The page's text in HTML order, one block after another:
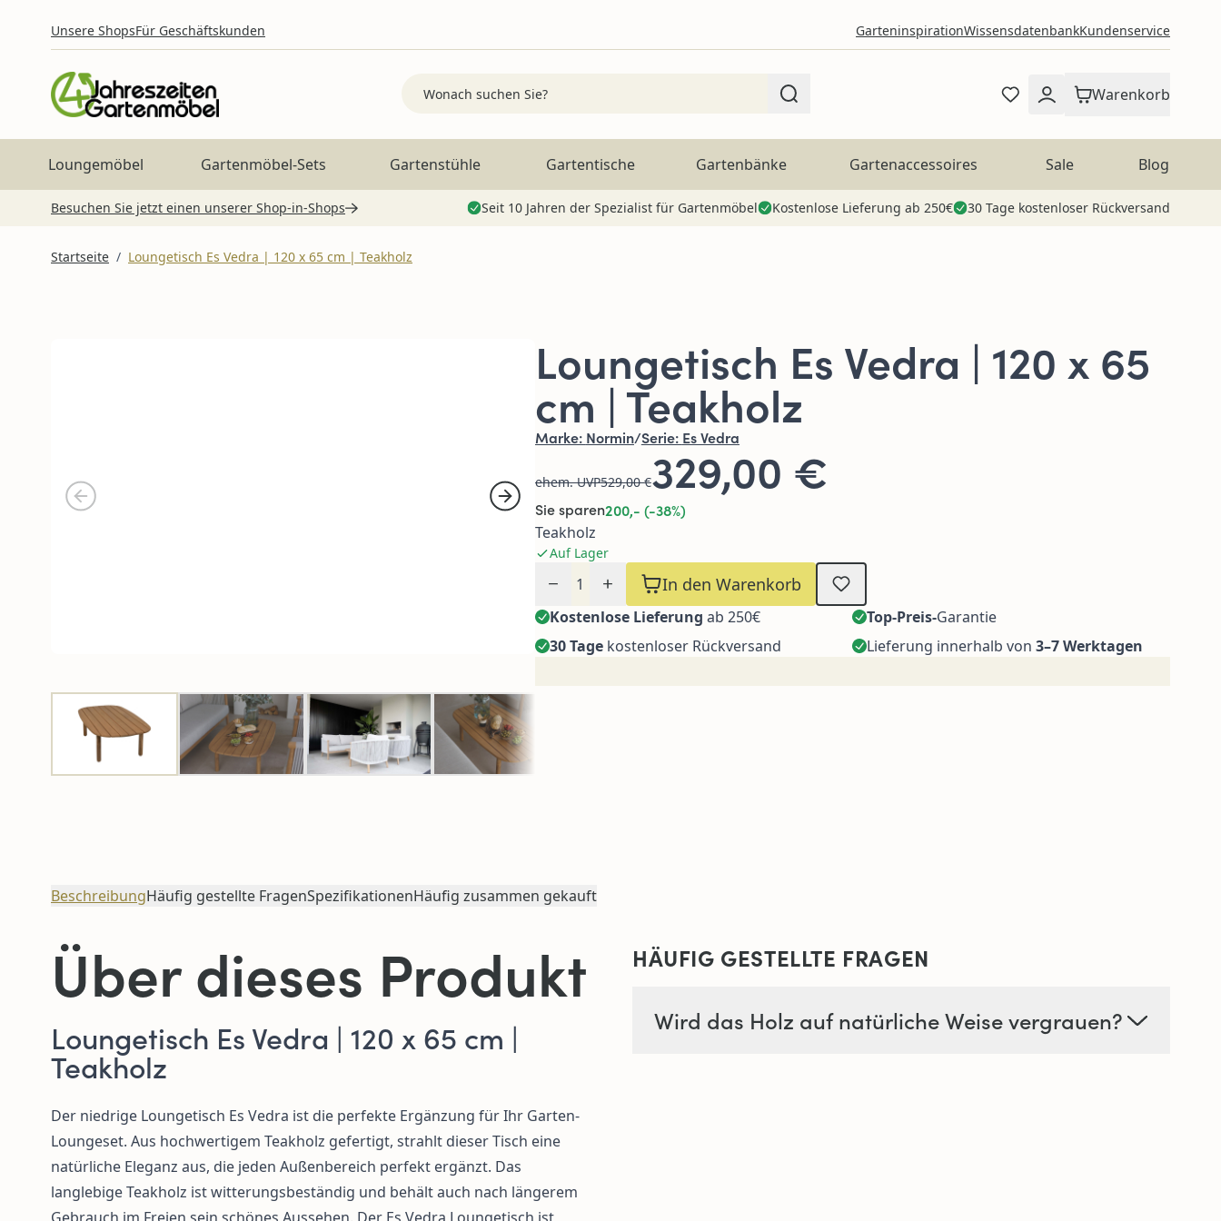
Unsere ShopsFür Geschäftskunden GarteninspirationWissensdatenbankKundenservice
Warenkorb
Loungemöbel Gartenmöbel-Sets Gartenstühle Gartentische Gartenbänke Gartenaccessoires Sale Blog
Besuchen Sie jetzt einen unserer Shop-in-Shops Seit 10 Jahren der Spezialist für Gartenmöbel Kostenlose Lieferung ab 250€ 30 Tage kostenloser Rückversand
Startseite / Loungetisch Es Vedra | 120 x 65 cm | Teakholz
Loungetisch Es Vedra | 120 x 65
cm | Teakholz
Marke: Normin/Serie: Es Vedra
ehem. UVP529,00 €329,00 €
Sie sparen200,- (-38%)
Teakholz
Auf Lager
In den Warenkorb
Kostenlose Lieferung ab 250€ Top-Preis-Garantie
30 Tagekostenloser Rückversand Lieferung innerhalb von3–7 Werktagen
BeschreibungHäufig gestellte FragenSpezifikationenHäufig zusammen gekauft
Über dieses Produkt
Loungetisch Es Vedra | 120 x 65 cm |
Teakholz
Der niedrige Loungetisch Es Vedra ist die perfekte Ergänzung für Ihr Garten-
Loungeset. Aus hochwertigem Teakholz gefertigt, strahlt dieser Tisch eine
natürliche Eleganz aus, die jeden Außenbereich perfekt ergänzt. Das
langlebige Teakholz ist witterungsbeständig und behält auch nach längerem
HÄUFIG GESTELLTE FRAGEN
Wird das Holz auf natürliche Weise vergrauen?